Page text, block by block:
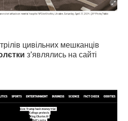
цивільних мешканців
з’являлись на сайті